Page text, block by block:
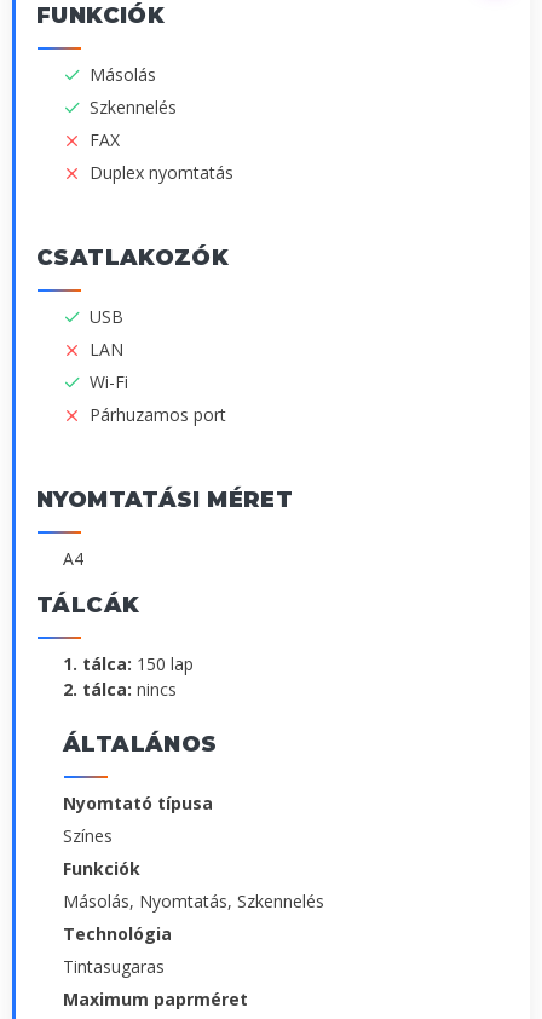
FUNKCIÓK
Másolás
Szkennelés
FAX
Duplex nyomtatás
CSATLAKOZÓK
USB
LAN
Wi-Fi
Párhuzamos port
NYOMTATÁSI MÉRET
A4
TÁLCÁK
1. tálca: 150 lap
2. tálca: nincs
ÁLTALÁNOS
Nyomtató típusa
Színes
Funkciók
Másolás, Nyomtatás, Szkennelés
Technológia
Tintasugaras
Maximum paprméret